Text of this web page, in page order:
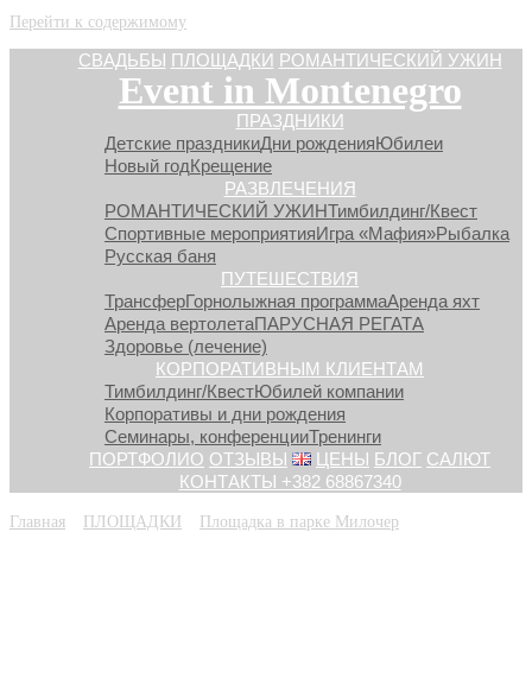
Перейти к содержимому
СВАДЬБЫ ПЛОЩАДКИ РОМАНТИЧЕСКИЙ УЖИН
Event in Montenegro
ПРАЗДНИКИ
Детские праздникиДни рожденияЮбилеи
Новый годКрещение
РАЗВЛЕЧЕНИЯ
РОМАНТИЧЕСКИЙ УЖИНТимбилдинг/Квест
Спортивные мероприятияИгра «Мафия»Рыбалка
Русская баня
ПУТЕШЕСТВИЯ
ТрансферГорнолыжная программаАренда яхт
Аренда вертолетаПАРУСНАЯ РЕГАТА
Здоровье (лечение)
КОРПОРАТИВНЫМ КЛИЕНТАМ
Тимбилдинг/КвестЮбилей компании
Корпоративы и дни рождения
Семинары, конференцииТренинги
ПОРТФОЛИО ОТЗЫВЫ ЦЕНЫ БЛОГ САЛЮТ
КОНТАКТЫ +382 68867340
Главная ПЛОЩАДКИ Площадка в парке Милочер